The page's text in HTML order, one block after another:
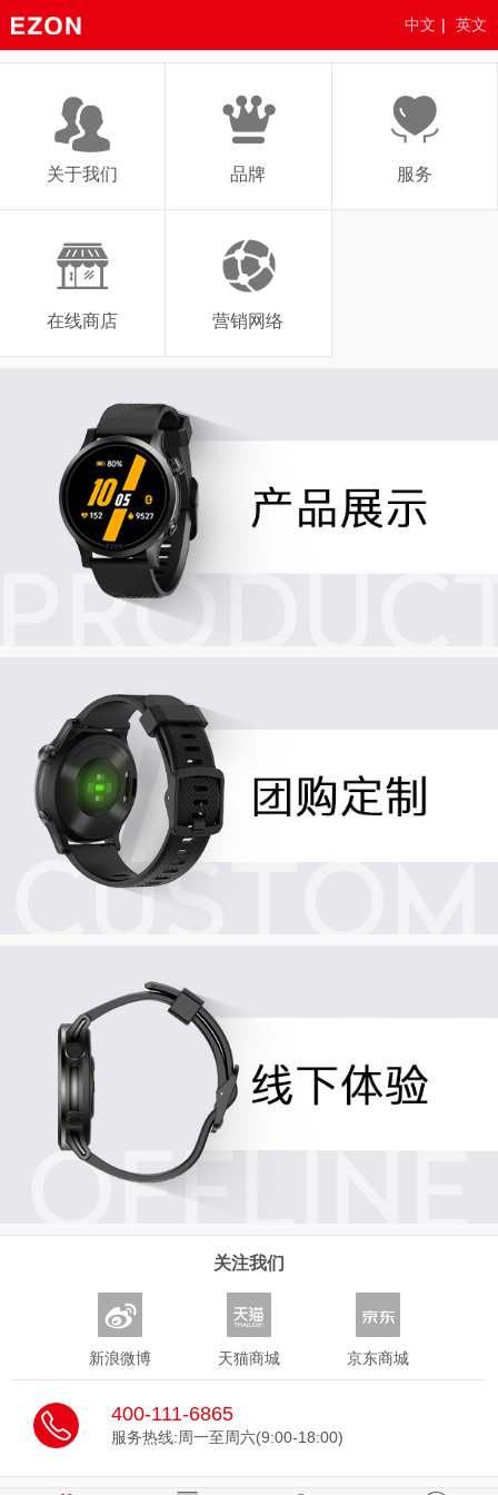
中文 | 英文
关于我们 品牌 服务
在线商店 营销网络
关注我们
新浪微博 天猫商城 京东商城
400-111-6865
服务热线:周一至周六(9:00-18:00)